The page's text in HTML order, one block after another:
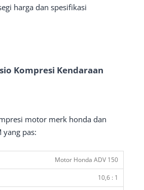
harga dan spesifikasi
Kompresi Kendaraan
motor merk honda dan
yang pas:
Motor Honda ADV 150
10,6 : 1